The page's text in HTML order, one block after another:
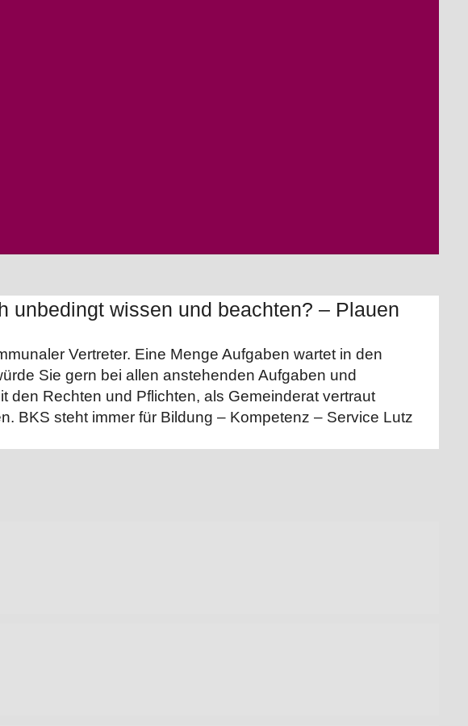
unbedingt wissen und beachten? – Plauen
Vertreter. Eine Menge Aufgaben wartet in den
Sie gern bei allen anstehenden Aufgaben und
den Rechten und Pflichten, als Gemeinderat vertraut
BKS steht immer für Bildung – Kompetenz – Service Lutz